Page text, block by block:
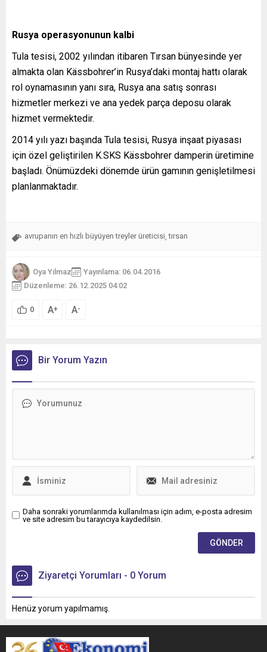
Rusya operasyonunun kalbi
Tula tesisi, 2002 yılından itibaren Tırsan bünyesinde yer
almakta olan Kässbohrer’in Rusya’daki montaj hattı olarak
rol oynamasının yanı sıra, Rusya ana satış sonrası
hizmetler merkezi ve ana yedek parça deposu olarak
hizmet vermektedir.
2014 yılı yazı başında Tula tesisi, Rusya inşaat piyasası
için özel geliştirilen K.SKS Kässbohrer damperin üretimine
başladı. Önümüzdeki dönemde ürün gamının genişletilmesi
planlanmaktadır.
avrupanın en hızlı büyüyen treyler üreticisi ,tırsan
Oya Yılmaz
Yayınlama: 06.04.2016
Düzenleme: 26.12.2025 04:02
0 A+ A-
Bir Yorum Yazın
Daha sonraki yorumlarımda kullanılması için adım, e-posta adresim
ve site adresim bu tarayıcıya kaydedilsin.
Ziyaretçi Yorumları - 0 Yorum
Henüz yorum yapılmamış.